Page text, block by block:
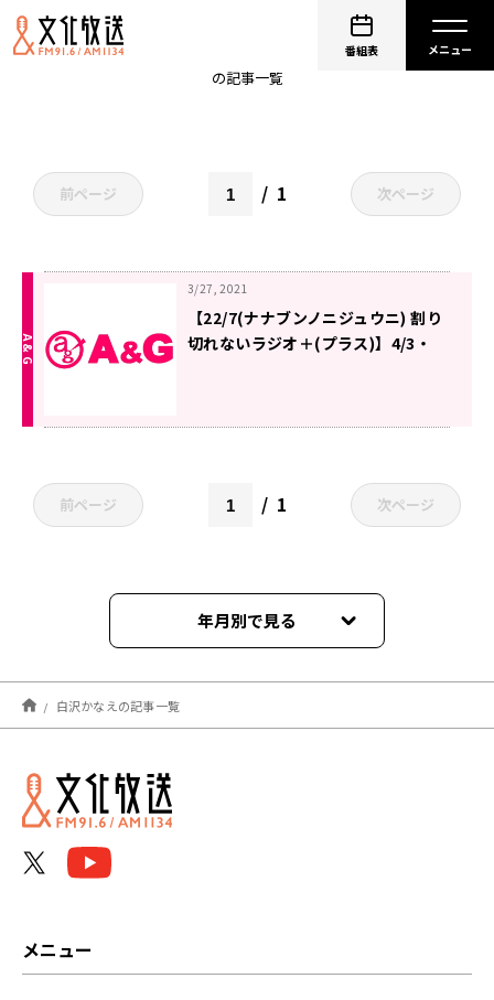
番組表
の記事一覧
前ページ 1 次ページ
3/27, 2021
【22/7(ナナブンノニジュウニ) 割り
切れないラジオ＋(プラス)】4/3・
前ページ 1 次ページ
年月別で見る
2023年05月
2023年03月
2022年11月
白沢かなえの記事一覧
メニュー